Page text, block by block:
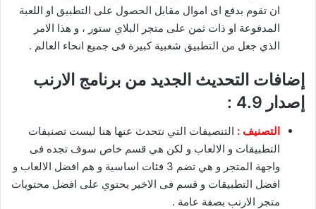
ان تقوم بدفع اى اموال مقابل الحصول على التطبيق او اللعبة
المدفوعة او ذات ثمن على متجر البلاي ستور ، و هذا الامر
الذي جعل من التطبيق شعبية كبيرة فى جميع انحاء العالم .
إضافات التحديث الجديد من برنامج الارنب
إصدار 4.9 :
التصنيف : التنصيفات التي نتحدث عنها هنا ليست تصنيفات
التطبيقات و الالعاب و لكن هي قسم خاص سوف تجده فى
واجهة المتجر و هي تضم 3 فئات اساسية و هم افضل الالعاب و
افضل التطبيقات و قسم فى الاخير يحتوي على افضل محتويات
متجر الارنب بصفة عامة .